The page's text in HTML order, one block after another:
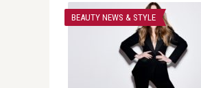
BEAUTY NEWS & STYLE